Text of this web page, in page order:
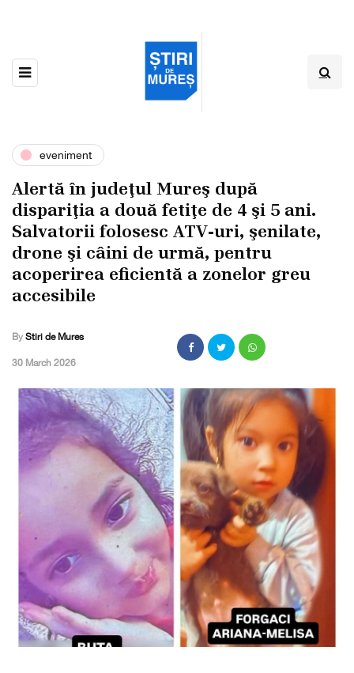
eveniment
Alertă în judeţul Mureş după
dispariţia a două fetiţe de 4 şi 5 ani.
Salvatorii folosesc ATV-uri, şenilate,
drone şi câini de urmă, pentru
acoperirea eficientă a zonelor greu
accesibile
By Stiri de Mures
,30 March 2026